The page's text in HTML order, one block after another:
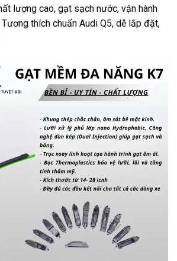
lượng cao, gạt sạch nước, vận hành
thích chuẩn Audi Q5, dễ lắp đặt,